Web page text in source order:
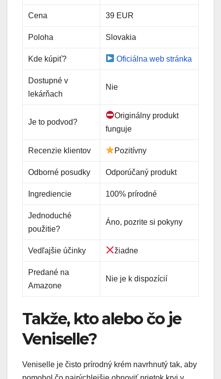
Cena 39 EUR
Poloha Slovakia
Kde kúpiť? Oficiálna web stránka
Dostupné v
lekárňach
Nie
Je to podvod?
Originálny produkt
funguje
Recenzie klientov Pozitívny
Odborné posudky Odporúčaný produkt
Ingrediencie 100% prírodné
Jednoduché
použitie?
Áno, pozrite si pokyny
Vedľajšie účinky žiadne
Predané na
Amazone
Nie je k dispozícií
Takže, kto alebo čo je
Veniselle?
Veniselle je čisto prírodný krém navrhnutý tak, aby